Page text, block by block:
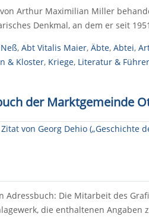
Arthur Maximilian Miller
Denkmal, an dem er seit
, Abt Vitalis Maier, Äbte, Abtei,
& Kloster, Kriege, Literatur & Führer
der Marktgemeinde
Adressbuch: Die Mitarbeit des
die enthaltenen Angaben